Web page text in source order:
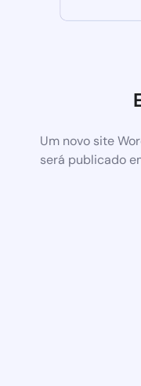
Um novo site
será publicado